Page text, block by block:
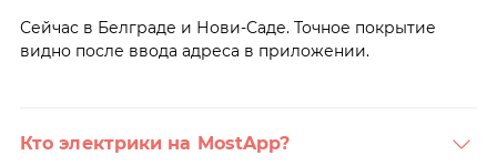
Сейчас в Белграде и Нови-Саде. Точное покрытие
видно после ввода адреса в приложении.
Кто электрики на MostApp?